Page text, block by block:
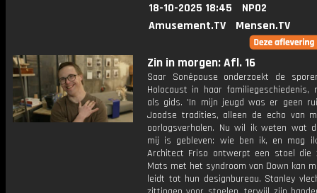
18-10-2025 18:45
NPO2
Amusement.TV
Mensen.TV
Zin in morgen: Afl. 16
Saar Sonépouse onderzoekt de
Holocaust in haar familiegeschiedenis,
als gids. 'In mijn jeugd was er geen
Joodse tradities, alleen de echo van
oorlogsverhalen. Nu wil ik weten wat
mij is gebleven: wie ben ik, en mag
Architect Friso ontwerpt een stoel die
Mats met het syndroom van Down kan
leidt tot hun designbureau. Stanley